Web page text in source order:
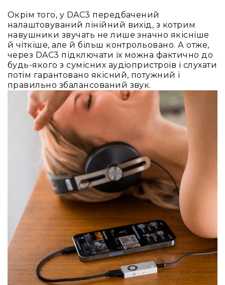
мікрофони
Конференційні
Петличні
З
оголов'ям
Накамерні
Для
мобільних
пристроїв
Всі
мікрофони
Мікрофонне
підсилення
Аксесуари
та
комплектуючі
Навушники
Універсальні
Для
аудіофілів
Для
спорту
Окрім того, у DAC3 передбачений
налаштовуваний лінійний вихід, з котрим
навушники звучать не лише значно якісніше
й чіткіше, але й більш контрольовано. А отже,
через DAC3 підключати їх можна фактично до
будь-якого з сумісних аудіопристроїв і слухати
потім гарантовано якісний, потужний і
правильно збалансований звук.